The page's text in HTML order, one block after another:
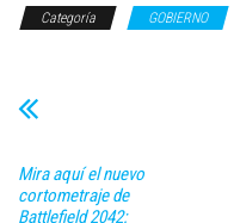
Categoría GOBIERNO
Mira aquí el nuevo
cortometraje de
Battlefield 2042: